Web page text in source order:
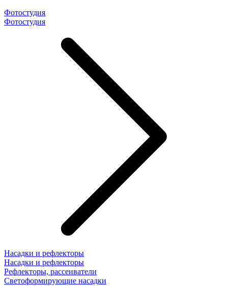
Фотостудия
Фотостудия
Насадки и рефлекторы
Насадки и рефлекторы
Рефлекторы, рассеиватели
Светоформирующие насадки